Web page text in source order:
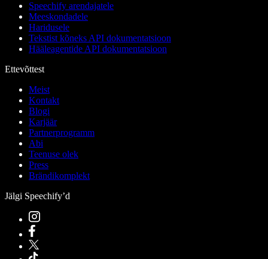
Speechify arendajatele
Meeskondadele
Haridusele
Tekstist kõneks API dokumentatsioon
Hääleagentide API dokumentatsioon
Ettevõttest
Meist
Kontakt
Blogi
Karjäär
Partnerprogramm
Abi
Teenuse olek
Press
Brändikomplekt
Jälgi Speechify’d